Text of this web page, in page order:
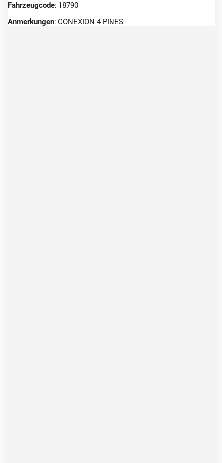
Fahrzeugcode: 18790
Anmerkungen: CONEXION 4 PINES